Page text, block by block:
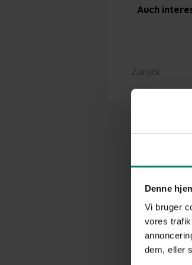
Denne
Vi bruger
vores
dem, eller
Auch
Zurück